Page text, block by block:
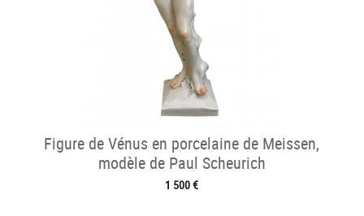
Figure de Vénus en porcelaine de Meissen,
modèle de Paul Scheurich
1 500 €